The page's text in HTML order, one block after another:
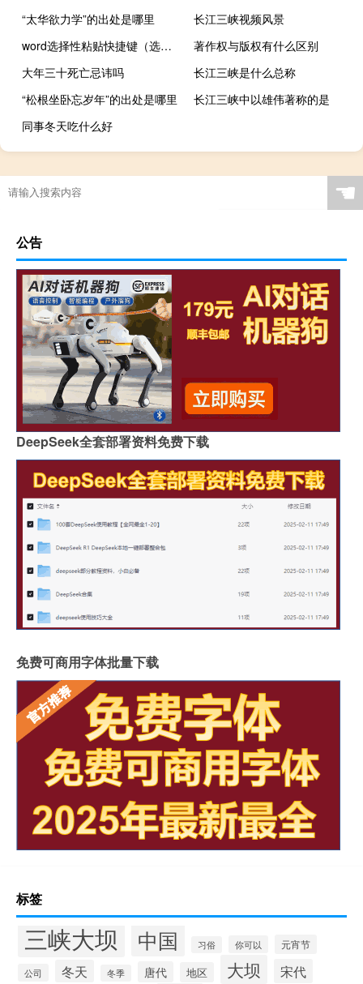
“太华欲力学”的出处是哪里
长江三峡视频风景
word选择性粘贴快捷键（选择性粘贴快捷键）
著作权与版权有什么区别
大年三十死亡忌讳吗
长江三峡是什么总称
“松根坐卧忘岁年”的出处是哪里
长江三峡中以雄伟著称的是
同事冬天吃什么好
☚
公告
DeepSeek全套部署资料免费下载
免费可商用字体批量下载
标签
三峡大坝 中国 习俗 你可以 元宵节
公司 冬天 冬季 唐代 地区 大坝 宋代